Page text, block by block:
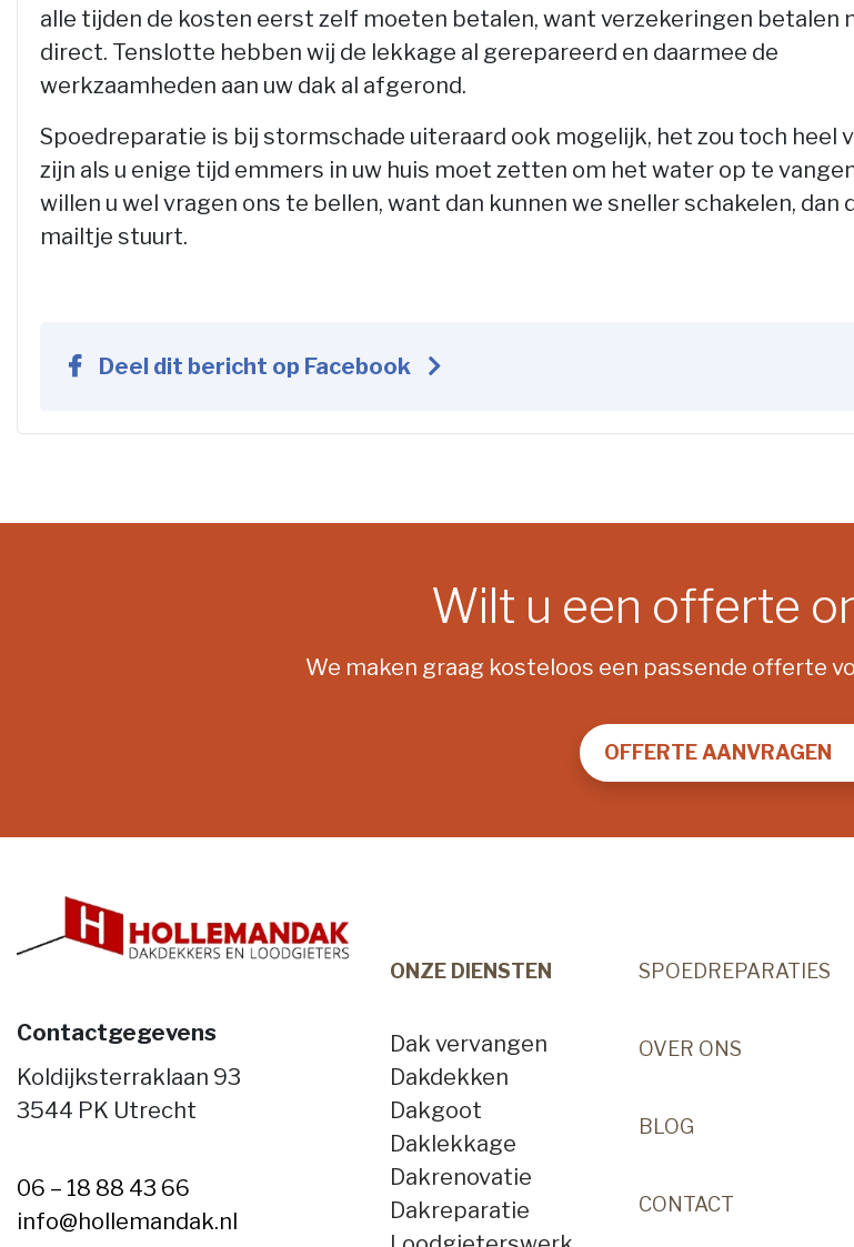
alle tijden de kosten eerst zelf moeten betalen, want verzekeringen betalen
direct. Tenslotte hebben wij de lekkage al gerepareerd en daarmee de
werkzaamheden aan uw dak al afgerond.
Spoedreparatie is bij stormschade uiteraard ook mogelijk, het zou toch heel
zijn als u enige tijd emmers in uw huis moet zetten om het water op te
willen u wel vragen ons te bellen, want dan kunnen we sneller schakelen, dan
mailtje stuurt.
Deel dit bericht op Facebook
Wilt u een offerte
We maken graag kosteloos een passende offerte
OFFERTE AANVRAGEN
Contactgegevens
Koldijksterraklaan 93
3544 PK Utrecht
06 – 18 88 43 66
info@hollemandak.nl
ONZE DIENSTEN
Dak vervangen
Dakdekken
Dakgoot
Daklekkage
Dakrenovatie
Dakreparatie
SPOEDREPARATIES
OVER ONS
BLOG
CONTACT